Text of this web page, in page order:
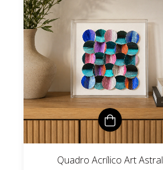
Quadro Acrílico Art Astral